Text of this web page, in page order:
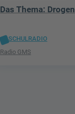
Das Thema: Drogen
SCHULRADIO
Radio GMS